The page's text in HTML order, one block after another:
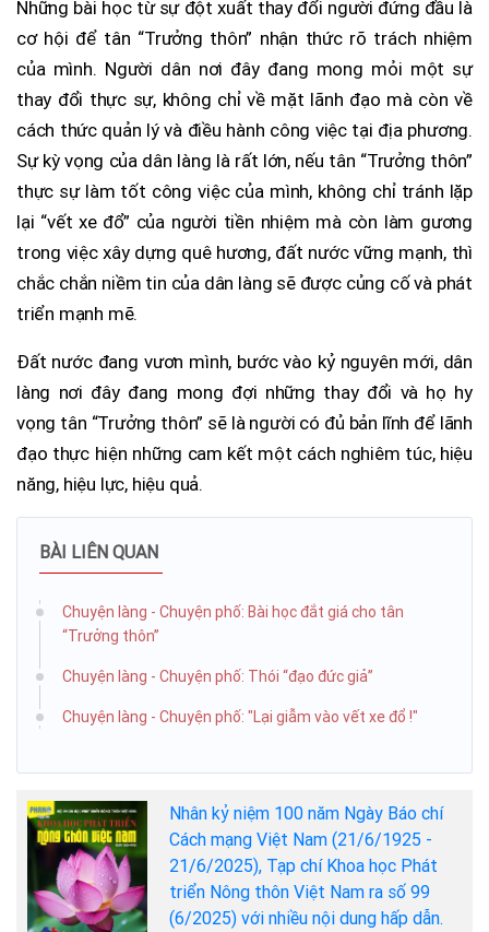
Những bài học từ sự đột xuất thay đổi người đứng đầu là
cơ hội để tân “Trưởng thôn” nhận thức rõ trách nhiệm
của mình. Người dân nơi đây đang mong mỏi một sự
thay đổi thực sự, không chỉ về mặt lãnh đạo mà còn về
cách thức quản lý và điều hành công việc tại địa phương.
Sự kỳ vọng của dân làng là rất lớn, nếu tân “Trưởng thôn”
thực sự làm tốt công việc của mình, không chỉ tránh lặp
lại “vết xe đổ” của người tiền nhiệm mà còn làm gương
trong việc xây dựng quê hương, đất nước vững mạnh, thì
chắc chắn niềm tin của dân làng sẽ được củng cố và phát
triển mạnh mẽ.
Đất nước đang vươn mình, bước vào kỷ nguyên mới, dân
làng nơi đây đang mong đợi những thay đổi và họ hy
vọng tân “Trưởng thôn” sẽ là người có đủ bản lĩnh để lãnh
đạo thực hiện những cam kết một cách nghiêm túc, hiệu
năng, hiệu lực, hiệu quả.
BÀI LIÊN QUAN
Chuyện làng - Chuyện phố: Bài học đắt giá cho tân
“Trưởng thôn”
Chuyện làng - Chuyện phố: Thói “đạo đức giả”
Chuyện làng - Chuyện phố: "Lại giẫm vào vết xe đổ !"
Nhân kỷ niệm 100 năm Ngày Báo chí
Cách mạng Việt Nam (21/6/1925 -
21/6/2025), Tạp chí Khoa học Phát
triển Nông thôn Việt Nam ra số 99
(6/2025) với nhiều nội dung hấp dẫn.